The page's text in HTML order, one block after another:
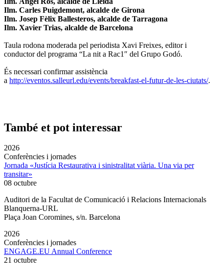
Ilm. Carles Puigdemont, alcalde de Girona
Ilm. Josep Fèlix Ballesteros, alcalde de Tarragona
Ilm. Xavier Trias, alcalde de Barcelona
Taula rodona moderada pel periodista Xavi Freixes, editor i
conductor del programa “La nit a Rac1″ del Grupo Godó.
És necessari confirmar assistència
a http://eventos.salleurl.edu/events/breakfast-el-futur-de-les-ciutats/.
També et pot interessar
2026
Conferències i jornades
Jornada «Justícia Restaurativa i sinistralitat viària. Una via per
transitar»
08 octubre
Auditori de la Facultat de Comunicació i Relacions Internacionals
Blanquerna-URL
Plaça Joan Coromines, s/n. Barcelona
2026
Conferències i jornades
ENGAGE.EU Annual Conference
21 octubre